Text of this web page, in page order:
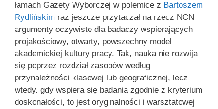
łamach Gazety Wyborczej w polemice z Bartoszem
Rydlińskim raz jeszcze przytaczał na rzecz NCN
argumenty oczywiste dla badaczy wspierających
projakościowy, otwarty, powszechny model
akademickiej kultury pracy. Tak, nauka nie rozwija
się poprzez rozdział zasobów według
przynależności klasowej lub geograficznej, lecz
wtedy, gdy wspiera się badania zgodnie z kryterium
doskonałości, to jest oryginalności i warsztatowej